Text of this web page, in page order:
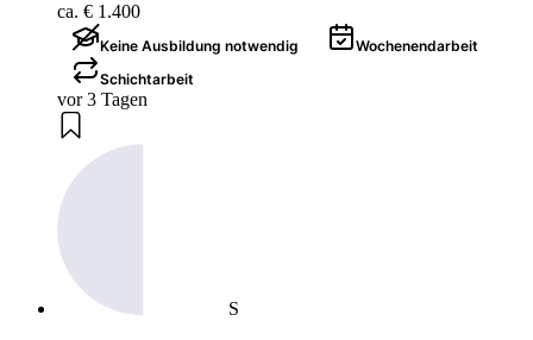
ca. € 1.400
Keine Ausbildung notwendig
Wochenendarbeit
Schichtarbeit
vor 3 Tagen
S